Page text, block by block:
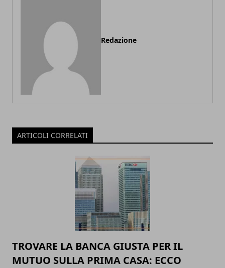
Redazione
ARTICOLI CORRELATI
TROVARE LA BANCA GIUSTA PER IL
MUTUO SULLA PRIMA CASA: ECCO